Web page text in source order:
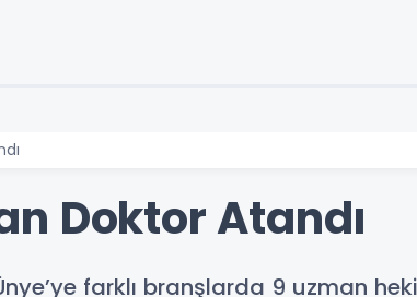
Doktor Atandı
farklı branşlarda 9 uzman